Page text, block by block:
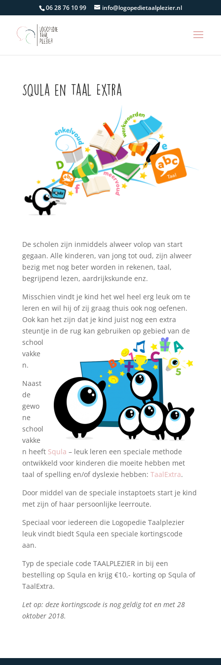
06 28 76 10 99 info@logopedietaalplezier.nl
Squla en Taal Extra
De scholen zijn inmiddels alweer volop van start
gegaan. Alle kinderen, van jong tot oud, zijn alweer
bezig met nog beter worden in rekenen, taal,
begrijpend lezen, aardrijkskunde enz.
Misschien vindt je kind het wel heel erg leuk om te
leren en wil hij of zij graag thuis ook nog oefenen.
Ook kan het zijn dat je kind juist nog een extra
steuntje in de rug kan gebruiken op gebied van de
school
vakke
n.
Naast
de
gewo
ne
school
vakke
n heeft Squla – leuk leren een speciale methode
ontwikkeld voor kinderen die moeite hebben met
taal of spelling en/of dyslexie hebben: TaalExtra.
Door middel van de speciale instaptoets start je kind
met zijn of haar persoonlijke leerroute.
Speciaal voor iedereen die Logopedie Taalplezier
leuk vindt biedt Squla een speciale kortingscode
aan.
Typ de speciale code TAALPLEZIER in bij een
bestelling op Squla en krijg €10,- korting op Squla of
TaalExtra.
Let op: deze kortingscode is nog geldig tot en met 28
oktober 2018.